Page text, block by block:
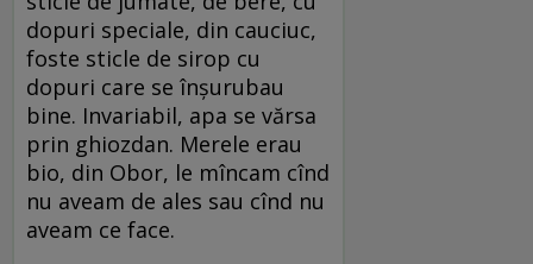
dopuri speciale, din cauciuc,
foste sticle de sirop cu
dopuri care se înșurubau
bine. Invariabil, apa se vărsa
prin ghiozdan. Merele erau
bio, din Obor, le mîncam cînd
nu aveam de ales sau cînd nu
aveam ce face.